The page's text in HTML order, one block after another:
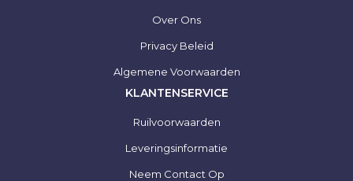
Over Ons
Privacy Beleid
Algemene Voorwaarden
KLANTENSERVICE
Ruilvoorwaarden
Leveringsinformatie
Neem Contact Op